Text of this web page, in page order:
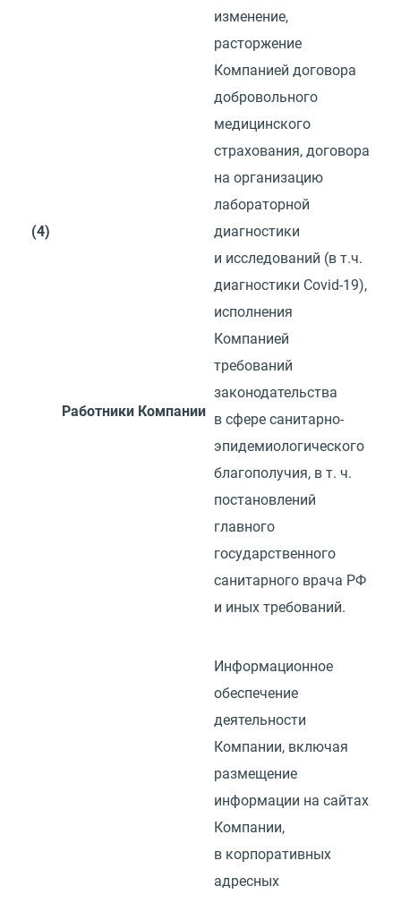
Работники Компании
(4)
изменение,
расторжение
Компанией договора
добровольного
медицинского
страхования, договора
на организацию
лабораторной
диагностики
и исследований (в т.ч.
диагностики Covid-19),
исполнения
Компанией
требований
законодательства
в сфере санитарно-
эпидемиологического
благополучия, в т. ч.
постановлений
главного
государственного
санитарного врача РФ
и иных требований.
Информационное
обеспечение
деятельности
Компании, включая
размещение
информации на сайтах
Компании,
в корпоративных
адресных